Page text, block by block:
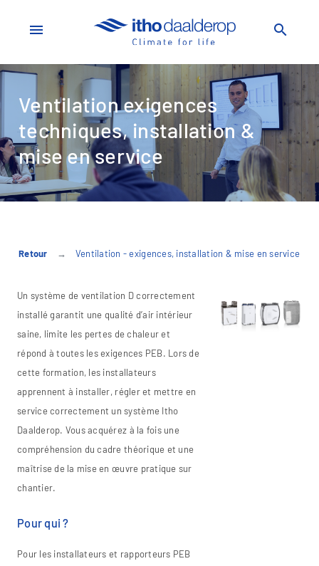
menu search
Ventilation exigences
techniques, installation &
mise en service
Retour Ventilation - exigences, installation & mise en service
Un système de ventilation D correctement
installé garantit une qualité d’air intérieur
saine, limite les pertes de chaleur et
répond à toutes les exigences PEB. Lors de
cette formation, les installateurs
apprennent à installer, régler et mettre en
service correctement un système Itho
Daalderop. Vous acquérez à la fois une
compréhension du cadre théorique et une
maîtrise de la mise en œuvre pratique sur
chantier.
Pour qui ?
Pour les installateurs et rapporteurs PEB